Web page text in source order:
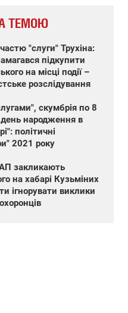
ТЕМОЮ
"слуги" Трухіна:
підкупити
на місці події –
розслідування
скумбрія по 8
день народження в
політичні
2021 року
закликають
на хабарі Кузьміних
ігнорувати виклики